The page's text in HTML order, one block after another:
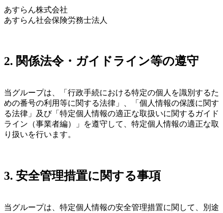
あすらん株式会社
あすらん社会保険労務士法人
2. 関係法令・ガイドライン等の遵守
当グループは、「行政手続における特定の個人を識別するた
めの番号の利用等に関する法律」、「個人情報の保護に関す
る法律」及び「特定個人情報の適正な取扱いに関するガイド
ライン（事業者編）」を遵守して、特定個人情報の適正な取
り扱いを行います。
3. 安全管理措置に関する事項
当グループは、特定個人情報の安全管理措置に関して、別途